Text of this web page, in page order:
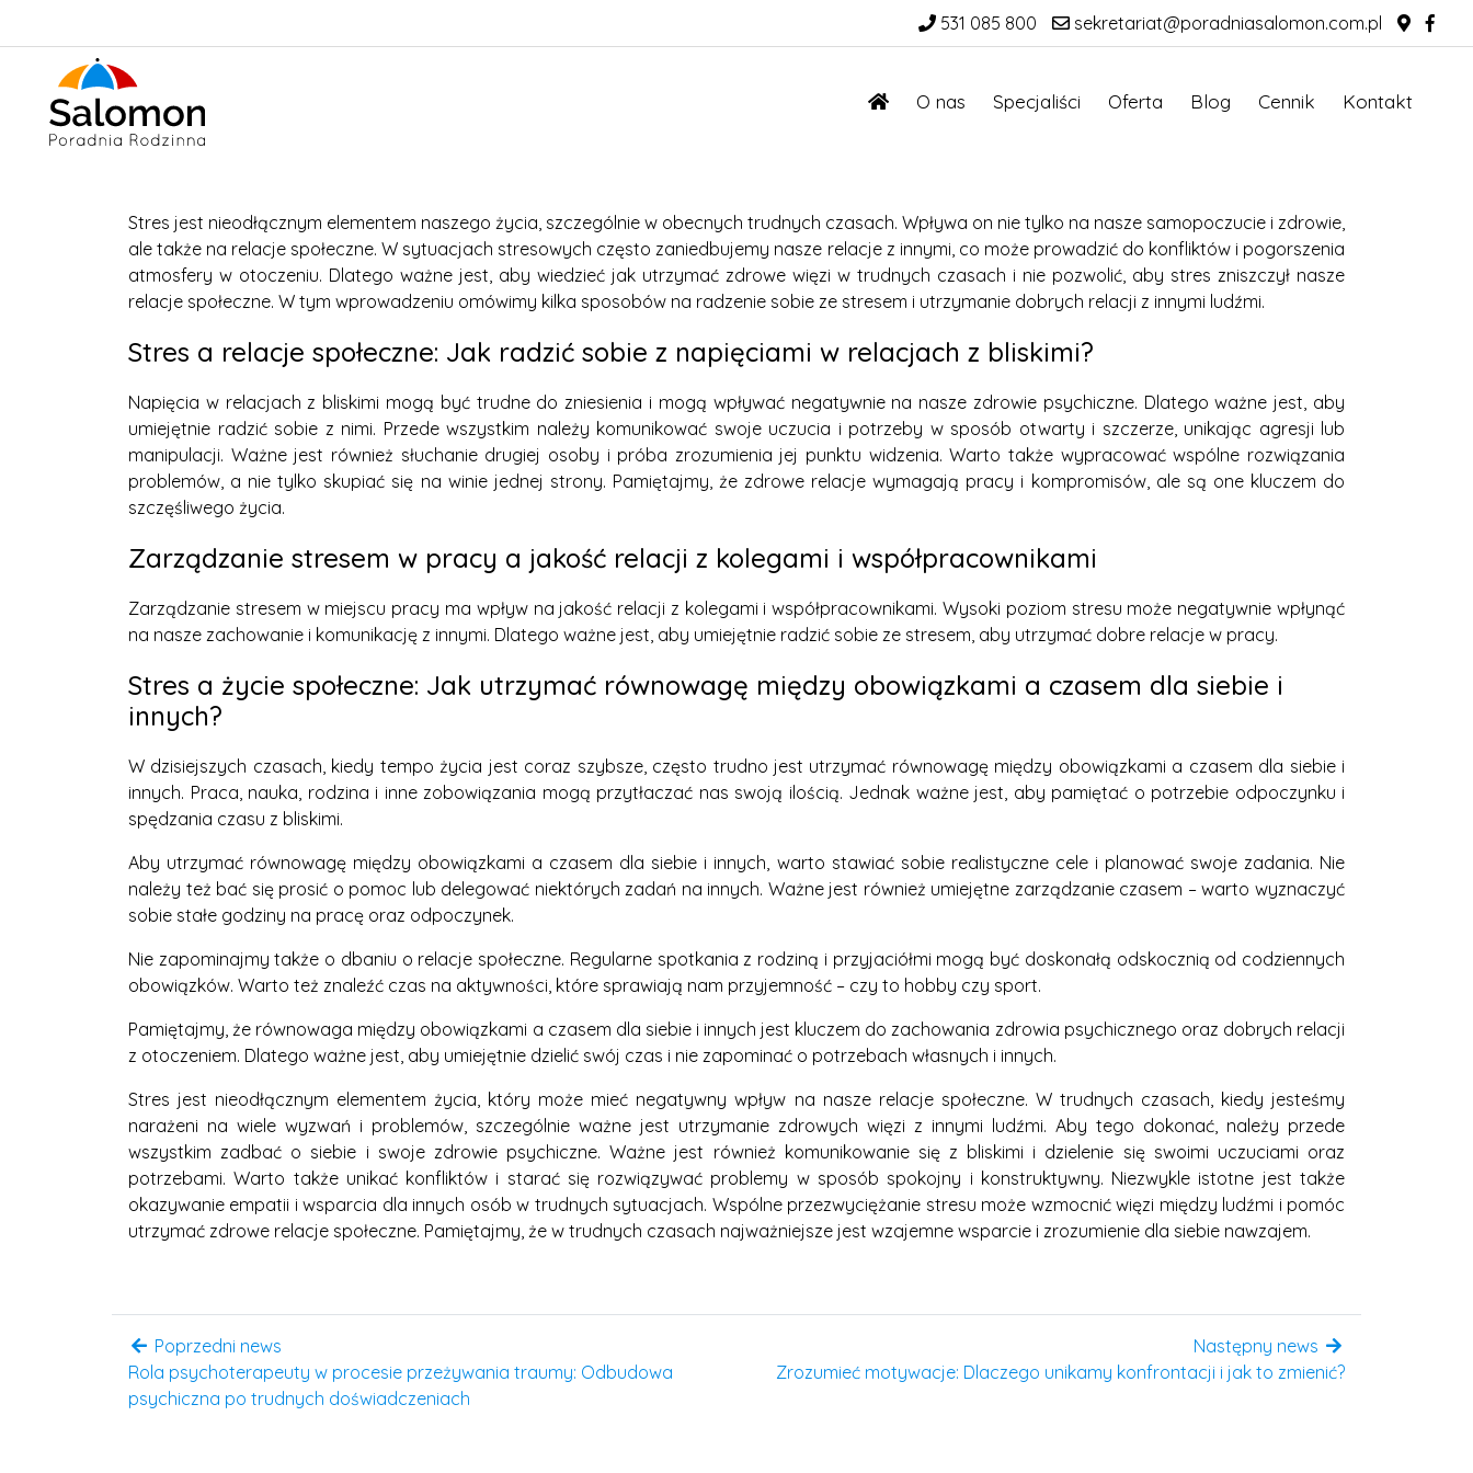
531 085 800 sekretariat@poradniasalomon.com.pl
O nas Specjaliści Oferta Blog Cennik Kontakt
Stres jest nieodłącznym elementem naszego życia, szczególnie w obecnych trudnych czasach. Wpływa on nie tylko na nasze samopoczucie i zdrowie,
ale także na relacje społeczne. W sytuacjach stresowych często zaniedbujemy nasze relacje z innymi, co może prowadzić do konfliktów i pogorszenia
atmosfery w otoczeniu. Dlatego ważne jest, aby wiedzieć jak utrzymać zdrowe więzi w trudnych czasach i nie pozwolić, aby stres zniszczył nasze
relacje społeczne. W tym wprowadzeniu omówimy kilka sposobów na radzenie sobie ze stresem i utrzymanie dobrych relacji z innymi ludźmi.
Stres a relacje społeczne: Jak radzić sobie z napięciami w relacjach z bliskimi?
Napięcia w relacjach z bliskimi mogą być trudne do zniesienia i mogą wpływać negatywnie na nasze zdrowie psychiczne. Dlatego ważne jest, aby
umiejętnie radzić sobie z nimi. Przede wszystkim należy komunikować swoje uczucia i potrzeby w sposób otwarty i szczerze, unikając agresji lub
manipulacji. Ważne jest również słuchanie drugiej osoby i próba zrozumienia jej punktu widzenia. Warto także wypracować wspólne rozwiązania
problemów, a nie tylko skupiać się na winie jednej strony. Pamiętajmy, że zdrowe relacje wymagają pracy i kompromisów, ale są one kluczem do
szczęśliwego życia.
Zarządzanie stresem w pracy a jakość relacji z kolegami i współpracownikami
Zarządzanie stresem w miejscu pracy ma wpływ na jakość relacji z kolegami i współpracownikami. Wysoki poziom stresu może negatywnie wpłynąć
na nasze zachowanie i komunikację z innymi. Dlatego ważne jest, aby umiejętnie radzić sobie ze stresem, aby utrzymać dobre relacje w pracy.
Stres a życie społeczne: Jak utrzymać równowagę między obowiązkami a czasem dla siebie i
innych?
W dzisiejszych czasach, kiedy tempo życia jest coraz szybsze, często trudno jest utrzymać równowagę między obowiązkami a czasem dla siebie i
innych. Praca, nauka, rodzina i inne zobowiązania mogą przytłaczać nas swoją ilością. Jednak ważne jest, aby pamiętać o potrzebie odpoczynku i
spędzania czasu z bliskimi.
Aby utrzymać równowagę między obowiązkami a czasem dla siebie i innych, warto stawiać sobie realistyczne cele i planować swoje zadania. Nie
należy też bać się prosić o pomoc lub delegować niektórych zadań na innych. Ważne jest również umiejętne zarządzanie czasem – warto wyznaczyć
sobie stałe godziny na pracę oraz odpoczynek.
Nie zapominajmy także o dbaniu o relacje społeczne. Regularne spotkania z rodziną i przyjaciółmi mogą być doskonałą odskocznią od codziennych
obowiązków. Warto też znaleźć czas na aktywności, które sprawiają nam przyjemność – czy to hobby czy sport.
Pamiętajmy, że równowaga między obowiązkami a czasem dla siebie i innych jest kluczem do zachowania zdrowia psychicznego oraz dobrych relacji
z otoczeniem. Dlatego ważne jest, aby umiejętnie dzielić swój czas i nie zapominać o potrzebach własnych i innych.
Stres jest nieodłącznym elementem życia, który może mieć negatywny wpływ na nasze relacje społeczne. W trudnych czasach, kiedy jesteśmy
narażeni na wiele wyzwań i problemów, szczególnie ważne jest utrzymanie zdrowych więzi z innymi ludźmi. Aby tego dokonać, należy przede
wszystkim zadbać o siebie i swoje zdrowie psychiczne. Ważne jest również komunikowanie się z bliskimi i dzielenie się swoimi uczuciami oraz
potrzebami. Warto także unikać konfliktów i starać się rozwiązywać problemy w sposób spokojny i konstruktywny. Niezwykle istotne jest także
okazywanie empatii i wsparcia dla innych osób w trudnych sytuacjach. Wspólne przezwyciężanie stresu może wzmocnić więzi między ludźmi i pomóc
utrzymać zdrowe relacje społeczne. Pamiętajmy, że w trudnych czasach najważniejsze jest wzajemne wsparcie i zrozumienie dla siebie nawzajem.
Poprzedni news
Rola psychoterapeuty w procesie przeżywania traumy: Odbudowa
psychiczna po trudnych doświadczeniach
Następny news
Zrozumieć motywacje: Dlaczego unikamy konfrontacji i jak to zmienić?